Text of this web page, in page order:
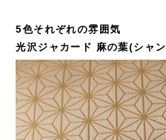
5色それぞれの雰囲気
光沢ジャカード 麻の葉(シャ